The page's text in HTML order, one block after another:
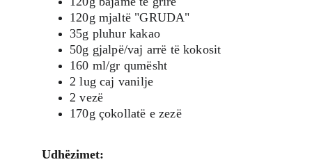
120g mjaltë "GRUDA"
35g pluhur kakao
50g gjalpë/vaj arrë të kokosit
160 ml/gr qumësht
2 lug caj vanilje
2 vezë
170g çokollatë e zezë
Udhëzimet: